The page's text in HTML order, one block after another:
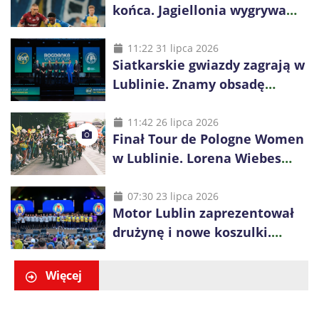
końca. Jagiellonia wygrywa
11:22 31 lipca 2026
Siatkarskie gwiazdy zagrają w
Lublinie. Znamy obsadę
11:42 26 lipca 2026
Finał Tour de Pologne Women
w Lublinie. Lorena Wiebes
07:30 23 lipca 2026
Motor Lublin zaprezentował
drużynę i nowe koszulki.
Więcej